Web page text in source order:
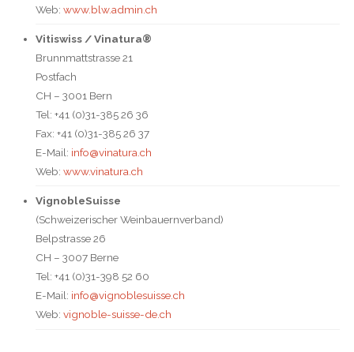
Web: www.blw.admin.ch
Vitiswiss / Vinatura®
Brunnmattstrasse 21
Postfach
CH – 3001 Bern
Tel: +41 (0)31-385 26 36
Fax: +41 (0)31-385 26 37
E-Mail: info@vinatura.ch
Web: www.vinatura.ch
VignobleSuisse
(Schweizerischer Weinbauernverband)
Belpstrasse 26
CH – 3007 Berne
Tel: +41 (0)31-398 52 60
E-Mail: info@vignoblesuisse.ch
Web: vignoble-suisse-de.ch